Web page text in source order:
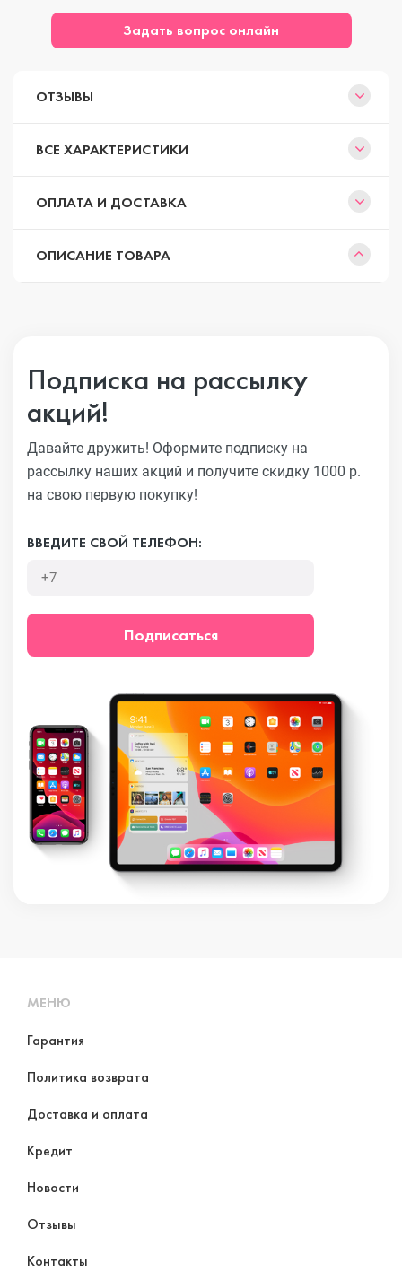
Задать вопрос онлайн
ОТЗЫВЫ
ВСЕ ХАРАКТЕРИСТИКИ
ОПЛАТА И ДОСТАВКА
ОПИСАНИЕ ТОВАРА
Подписка на рассылку
акций!
Давайте дружить! Оформите подписку на
рассылку наших акций и получите скидку 1000 р.
на свою первую покупку!
ВВЕДИТЕ СВОЙ ТЕЛЕФОН:
Подписаться
МЕНЮ
Гарантия
Политика возврата
Доставка и оплата
Кредит
Новости
Отзывы
Контакты